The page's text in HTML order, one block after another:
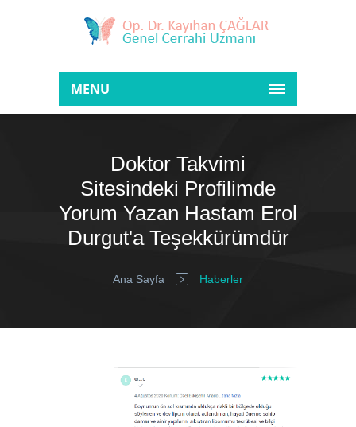
MENU
Doktor Takvimi
Sitesindeki Profilimde
Yorum Yazan Hastam Erol
Durgut'a Teşekkürümdür
Ana Sayfa Haberler